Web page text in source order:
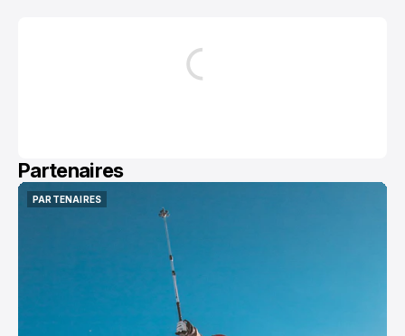
Partenaires
PARTENAIRES